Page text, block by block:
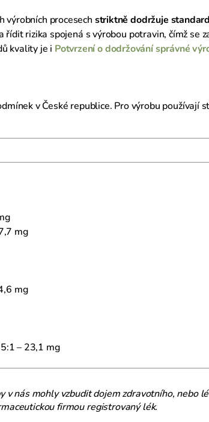
výrobních procesech striktně dodržuje
rizika spojená s výrobou potravin, čímž se
kvality je i Potvrzení o dodržování správné
v České republice. Pro výrobu používají
mg
mg
– 23,1 mg
nás mohly vzbudit dojem zdravotního, nebo
firmou registrovaný lék.